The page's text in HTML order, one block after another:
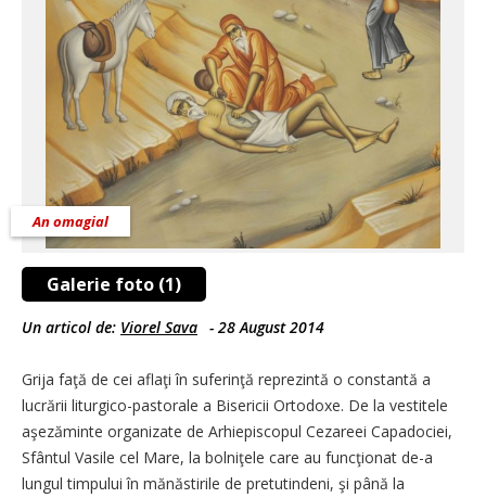
Galerie foto (1)
An omagial
Un articol de: Viorel Sava - 28 August 2014
Grija faţă de cei aflaţi în suferinţă reprezintă o constantă a
lucrării liturgico-pastorale a Bisericii Ortodoxe. De la vestitele
aşezăminte organizate de Arhiepiscopul Cezareei Capadociei,
Sfântul Vasile cel Mare, la bolniţele care au funcţionat de-a
lungul timpului în mănăstirile de pretutindeni, şi până la